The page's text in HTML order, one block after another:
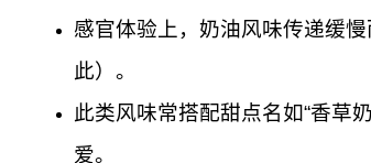
感官体验上，奶油风味传递缓
此）。
此类风味常搭配甜点名如“香草
爱。